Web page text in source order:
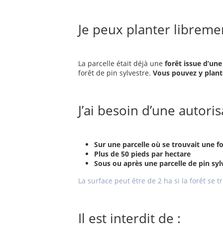
Je peux planter
La parcelle était déjà une forêt issue
forêt de pin sylvestre. Vous pouvez y
J’ai besoin d’une
Sur une parcelle où se trouvait une
Plus de 50 pieds par hectare
Sous ou après une parcelle de pin
La surface peut être de 2 ha si la forêt se
Il est interdit de :